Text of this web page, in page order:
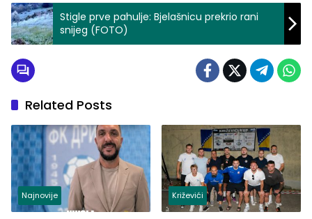
Stigle prve pahulje: Bjelašnicu prekrio rani
snijeg (FOTO)
Related Posts
Najnovije Križevići